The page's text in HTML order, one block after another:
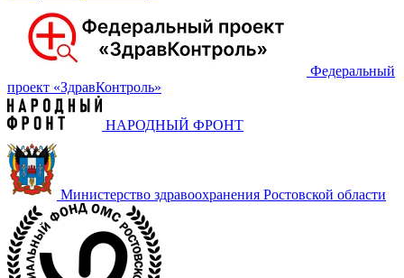
Федеральный
проект «‎ЗдравКонтроль»
НАРОДНЫЙ ФРОНТ
Министерство здравоохранения Ростовской области